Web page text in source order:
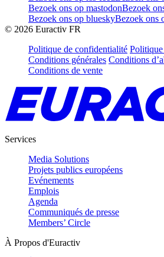
Bezoek ons op mastodonBezoek
Bezoek ons op blueskyBezoek ons
© 2026 Euractiv FR
Politique de confidentialité
Conditions générales Conditions
Conditions de vente
Services
Media Solutions
Projets publics européens
Evénements
Emplois
Agenda
Communiqués de presse
Members’ Circle
À Propos d'Euractiv